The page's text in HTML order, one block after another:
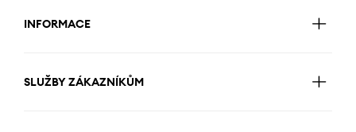
INFORMACE
SLUŽBY ZÁKAZNÍKŮM